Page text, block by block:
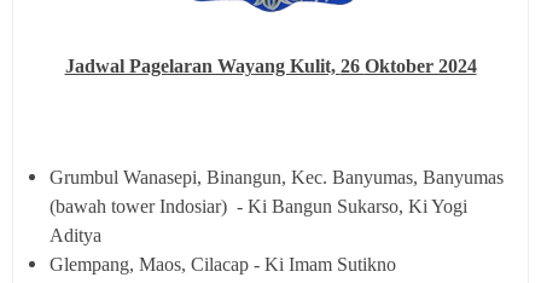
Jadwal Pagelaran Wayang Kulit, 26 Oktober 2024
Grumbul Wanasepi, Binangun, Kec. Banyumas, Banyumas
(bawah tower Indosiar) - Ki Bangun Sukarso, Ki Yogi
Aditya
Glempang, Maos, Cilacap - Ki Imam Sutikno